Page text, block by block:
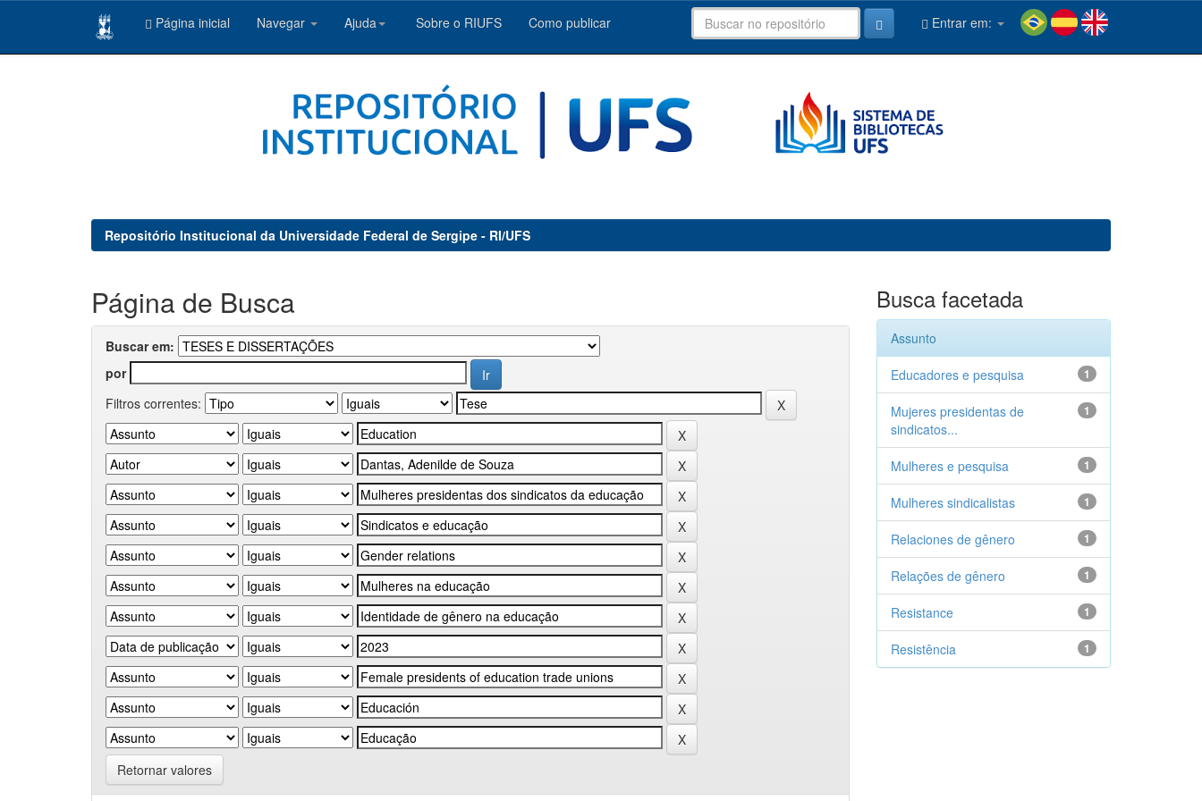
Página inicial Navegar Ajuda Sobre o RIUFS Como publicar Entrar em:
Repositório Institucional da Universidade Federal de Sergipe - RI/UFS
Página de Busca
Buscar em:
por
Filtros correntes:
Retornar valores
Busca facetada
Assunto
1
Educadores e pesquisa
1
Mujeres presidentas de
sindicatos...
1
Mulheres e pesquisa
1
Mulheres sindicalistas
1
Relaciones de gênero
1
Relações de gênero
1
Resistance
1
Resistência